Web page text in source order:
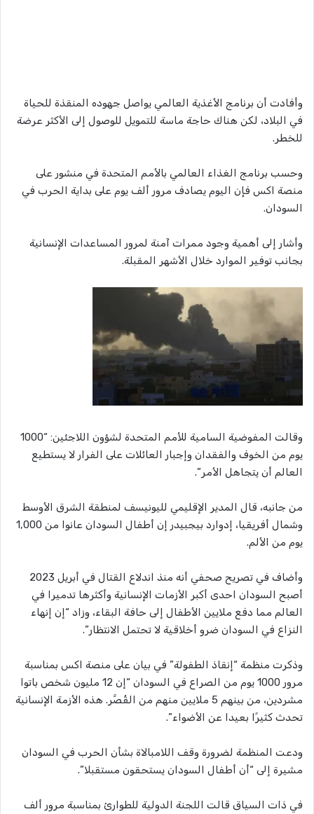
وأفادت أن برنامج الأغذية العالمي يواصل جهوده المنقذة للحياة
في البلاد، لكن هناك حاجة ماسة للتمويل للوصول إلى الأكثر عرضة
للخطر.
وحسب برنامج الغذاء العالمي بالأمم المتحدة في منشور على
منصة اكس فإن اليوم يصادف مرور ألف يوم على بداية الحرب في
السودان.
وأشار إلى أهمية وجود ممرات آمنة لمرور المساعدات الإنسانية
بجانب توفير الموارد خلال الأشهر المقبلة.
وقالت المفوضية السامية للأمم المتحدة لشؤون اللاجئين: “1000
يوم من الخوف والفقدان وإجبار العائلات على الفرار لا يستطيع
العالم أن يتجاهل الأمر”.
من جانبه، قال المدير الإقليمي لليونيسف لمنطقة الشرق الأوسط
وشمال أفريقيا، إدوارد بيجبيدر إن أطفال السودان عانوا من 1,000
يوم من الألم.
وأضاف في تصريح صحفي أنه منذ اندلاع القتال في أبريل 2023
أصبح السودان احدى أكبر الأزمات الإنسانية وأكثرها تدميرا في
العالم مما دفع ملايين الأطفال إلى حافة البقاء، وزاد “إن إنهاء
النزاع في السودان ضرو أخلاقية لا تحتمل الانتظار”.
وذكرت منظمة “إنقاذ الطفولة” في بيان على منصة اكس بمناسبة
مرور 1000 يوم من الصراع في السودان “إن 12 مليون شخص باتوا
مشردين، من بينهم 5 ملايين منهم من القُصَّر. هذه الأزمة الإنسانية
تحدث كثيرًا بعيدا عن الأضواء”.
ودعت المنظمة لضرورة وقف اللامبالاة بشأن الحرب في السودان
مشيرة إلى “أن أطفال السودان يستحقون مستقبلا”.
في ذات السياق قالت اللجنة الدولية للطوارئ بمناسبة مرور ألف